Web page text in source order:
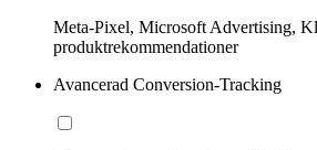
Meta-Pixel, Microsoft Advertising,
produktrekommendationer
Avancerad Conversion-Tracking